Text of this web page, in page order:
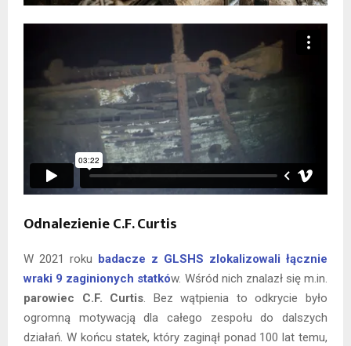
Odnalezienie C.F. Curtis
W 2021 roku badacze z GLSHS zlokalizowali łącznie
wraki 9 zaginionych statków. Wśród nich znalazł się m.in.
parowiec C.F. Curtis. Bez wątpienia to odkrycie było
ogromną motywacją dla całego zespołu do dalszych
działań. W końcu statek, który zaginął ponad 100 lat temu,